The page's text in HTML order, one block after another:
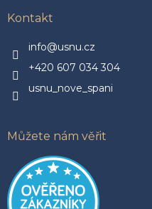
Kontakt
info@usnu.cz
+420 607 034 304
usnu_nove_spani
Můžete nám věřit